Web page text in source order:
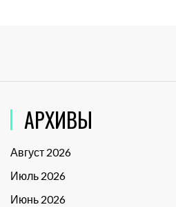
АРХИВЫ
Август 2026
Июль 2026
Июнь 2026